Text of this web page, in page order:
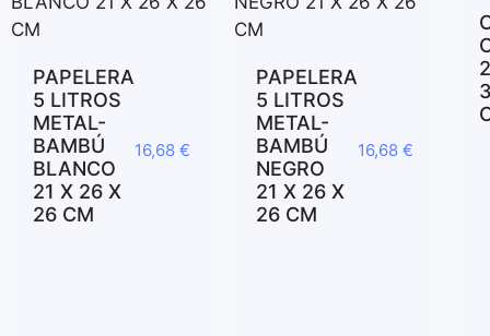
PAPELERA
5 LITROS
METAL-
BAMBÚ
BLANCO
21 X 26 X
26 CM
16,68 €
PAPELERA
5 LITROS
METAL-
BAMBÚ
NEGRO
21 X 26 X
26 CM
16,68 €